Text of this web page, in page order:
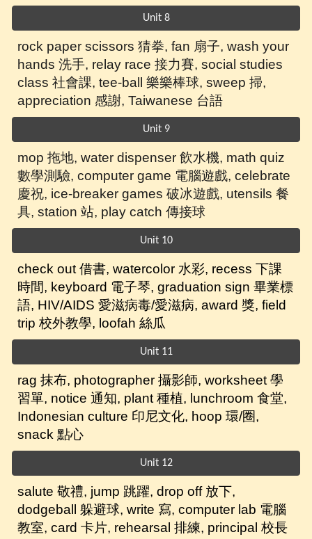
Unit 8
rock paper scissors 猜拳,fan 扇子, wash your
hands 洗手, relay race 接力賽, social studies
class 社會課, tee-ball 樂樂棒球, sweep 掃,
appreciation 感謝, Taiwanese 台語
Unit 9
mop 拖地,water dispenser 飲水機, math quiz
數學測驗, computer game 電腦遊戲, celebrate
慶祝, ice-breaker games 破冰遊戲, utensils 餐
具, station 站, play catch 傳接球
Unit 10
check out 借書, watercolor 水彩, recess 下課
時間, keyboard 電子琴, graduation sign 畢業標
語, HIV/AIDS 愛滋病毒/愛滋病,award 獎, field
trip 校外教學, loofah 絲瓜
Unit 11
rag 抹布, photographer 攝影師, worksheet 學
習單, notice 通知, plant 種植, lunchroom 食堂,
Indonesian culture 印尼文化, hoop 環/圈,
snack 點心
Unit 12
salute 敬禮, jump 跳躍, drop off 放下,
dodgeball 躲避球, write 寫, computer lab 電腦
教室, card 卡片, rehearsal 排練, principal 校長